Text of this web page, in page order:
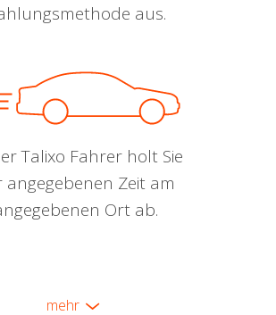
aus.
Talixo Fahrer holt Sie
angegebenen Zeit am
Ort ab.
mehr